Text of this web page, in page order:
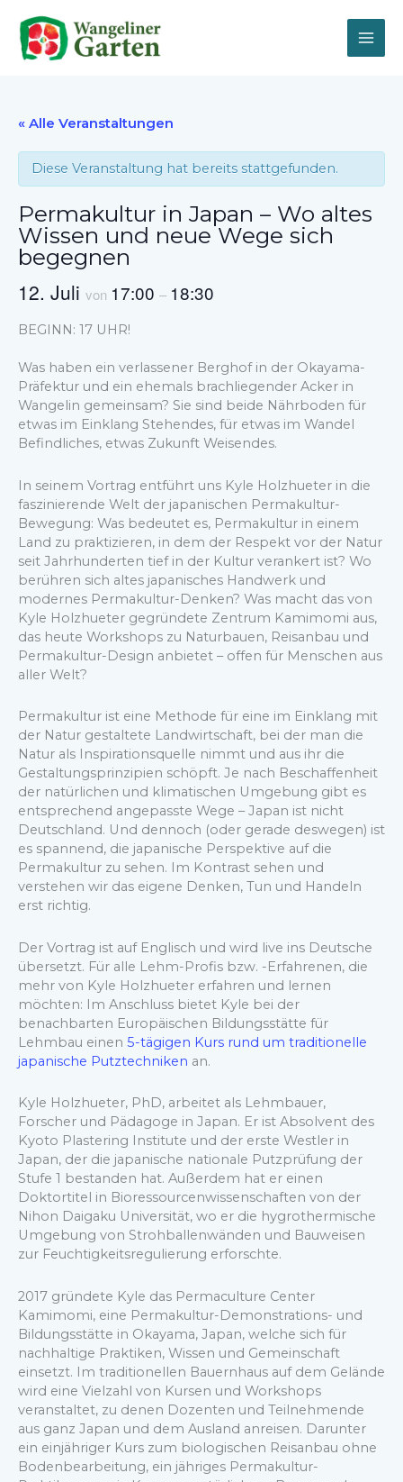
Inhalt
springen
« Alle Veranstaltungen
Diese Veranstaltung hat bereits stattgefunden.
Permakultur in Japan – Wo altes
Wissen und neue Wege sich
begegnen
12. Juli von 17:00 – 18:30
BEGINN: 17 UHR!
Was haben ein verlassener Berghof in der Okayama-
Präfektur und ein ehemals brachliegender Acker in
Wangelin gemeinsam? Sie sind beide Nährboden für
etwas im Einklang Stehendes, für etwas im Wandel
Befindliches, etwas Zukunft Weisendes.
In seinem Vortrag entführt uns Kyle Holzhueter in die
faszinierende Welt der japanischen Permakultur-
Bewegung: Was bedeutet es, Permakultur in einem
Land zu praktizieren, in dem der Respekt vor der Natur
seit Jahrhunderten tief in der Kultur verankert ist? Wo
berühren sich altes japanisches Handwerk und
modernes Permakultur-Denken? Was macht das von
Kyle Holzhueter gegründete Zentrum Kamimomi aus,
das heute Workshops zu Naturbauen, Reisanbau und
Permakultur-Design anbietet – offen für Menschen aus
aller Welt?
Permakultur ist eine Methode für eine im Einklang mit
der Natur gestaltete Landwirtschaft, bei der man die
Natur als Inspirationsquelle nimmt und aus ihr die
Gestaltungsprinzipien schöpft. Je nach Beschaffenheit
der natürlichen und klimatischen Umgebung gibt es
entsprechend angepasste Wege – Japan ist nicht
Deutschland. Und dennoch (oder gerade deswegen) ist
es spannend, die japanische Perspektive auf die
Permakultur zu sehen. Im Kontrast sehen und
verstehen wir das eigene Denken, Tun und Handeln
erst richtig.
Der Vortrag ist auf Englisch und wird live ins Deutsche
übersetzt. Für alle Lehm-Profis bzw. -Erfahrenen, die
mehr von Kyle Holzhueter erfahren und lernen
möchten: Im Anschluss bietet Kyle bei der
benachbarten Europäischen Bildungsstätte für
Lehmbau einen 5-tägigen Kurs rund um traditionelle
japanische Putztechniken an.
Kyle Holzhueter, PhD, arbeitet als Lehmbauer,
Forscher und Pädagoge in Japan. Er ist Absolvent des
Kyoto Plastering Institute und der erste Westler in
Japan, der die japanische nationale Putzprüfung der
Stufe 1 bestanden hat. Außerdem hat er einen
Doktortitel in Bioressourcenwissenschaften von der
Nihon Daigaku Universität, wo er die hygrothermische
Umgebung von Strohballenwänden und Bauweisen
zur Feuchtigkeitsregulierung erforschte.
2017 gründete Kyle das Permaculture Center
Kamimomi, eine Permakultur-Demonstrations- und
Bildungsstätte in Okayama, Japan, welche sich für
nachhaltige Praktiken, Wissen und Gemeinschaft
einsetzt. Im traditionellen Bauernhaus auf dem Gelände
wird eine Vielzahl von Kursen und Workshops
veranstaltet, zu denen Dozenten und Teilnehmende
aus ganz Japan und dem Ausland anreisen. Darunter
ein einjähriger Kurs zum biologischen Reisanbau ohne
Bodenbearbeitung, ein jähriges Permakultur-